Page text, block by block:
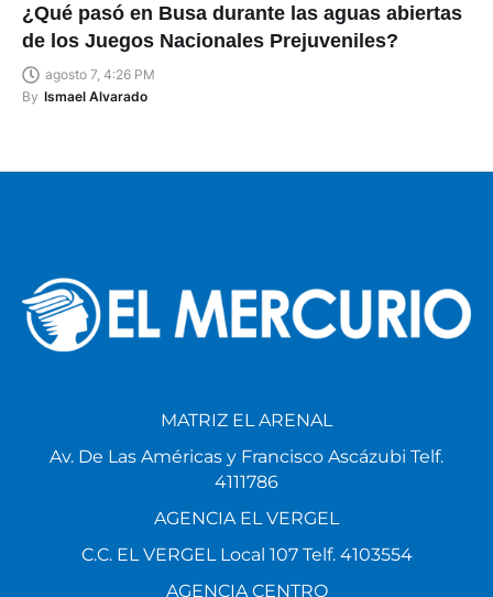
¿Qué pasó en Busa durante las aguas abiertas
de los Juegos Nacionales Prejuveniles?
agosto 7, 4:26 PM
By Ismael Alvarado
MATRIZ EL ARENAL
Av. De Las Américas y Francisco Ascázubi Telf.
4111786
AGENCIA EL VERGEL
C.C. EL VERGEL Local 107 Telf. 4103554
AGENCIA CENTRO